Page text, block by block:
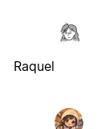
Raquel